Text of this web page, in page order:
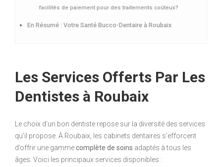
facilités de paiement pour des traitements coûteux?
En Résumé : Votre Santé Bucco-Dentaire à Roubaix
Les Services Offerts Par Les
Dentistes à Roubaix
Le choix d’un bon dentiste repose sur la diversité des services
qu’il propose. À Roubaix, les cabinets dentaires s’efforcent
d’offrir une gammecomplète de soins adaptés à tous les
âges. Voici les principaux services disponibles :